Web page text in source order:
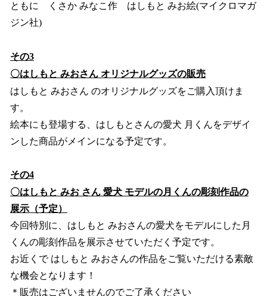
ともに くさか みなこ作 はしもと みお絵(マイクロマガ
ジン社)
その3
〇はしもと みおさん オリジナルグッズの販売
はしもと みおさん のオリジナルグッズをご購入頂けま
す。
絵本にも登場する、はしもとさんの愛犬 月くんをデザイ
ンした商品がメインになる予定です。
その4
〇はしもと みお さん 愛犬 モデルの月くんの彫刻作品の
展示（予定）
今回特別に、はしもと みおさんの愛犬をモデルにした月
くんの彫刻作品を展示させていただく予定です。
お近くで はしもと みおさんの作品をご覧いただける素敵
な機会となります！
＊販売はございませんのでご了承ください